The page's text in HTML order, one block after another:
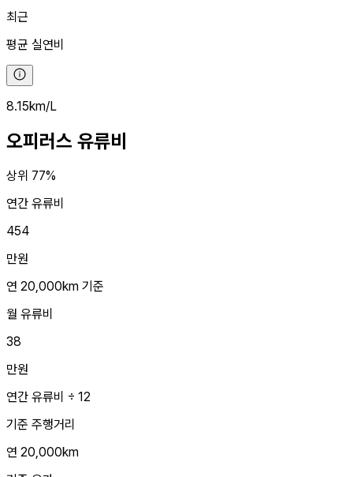
최근
평균 실연비
8.15km/L
오피러스 유류비
상위 77%
연간 유류비
454
만원
연 20,000km 기준
월 유류비
38
만원
연간 유류비 ÷ 12
기준 주행거리
연 20,000km